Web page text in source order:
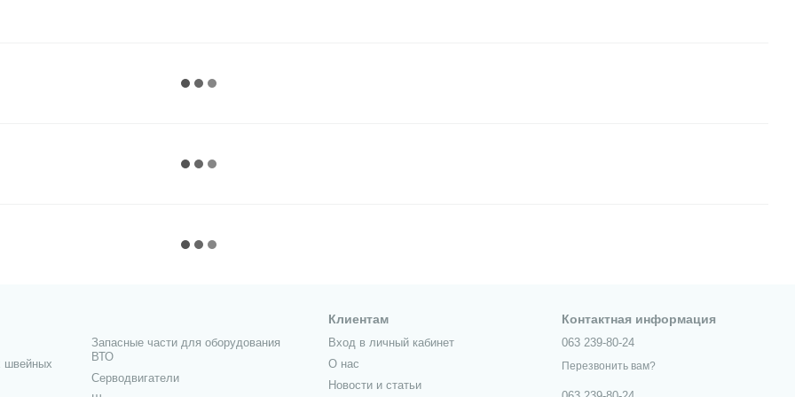
швейных
Запасные части для оборудования
ВТО
Серводвигатели
Клиентам
Вход в личный кабинет
О нас
Новости и статьи
Контактная информация
063 239-80-24
Перезвонить вам?